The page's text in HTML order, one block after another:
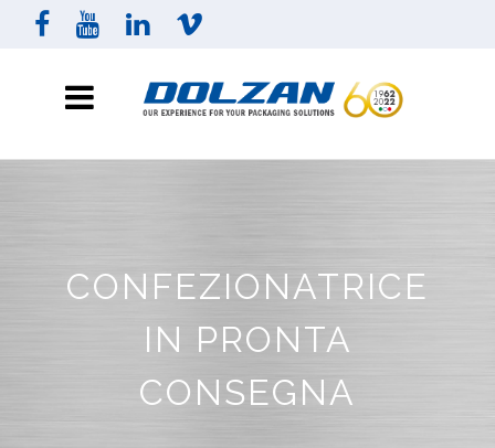
CONFEZIONATRICE
IN PRONTA
CONSEGNA